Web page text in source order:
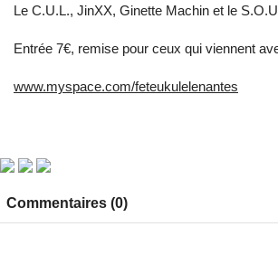
Le C.U.L., JinXX, Ginette Machin et le
Entrée 7€, remise pour ceux qui viennent
www.myspace.com/feteukulelenantes
Commentaires (0)